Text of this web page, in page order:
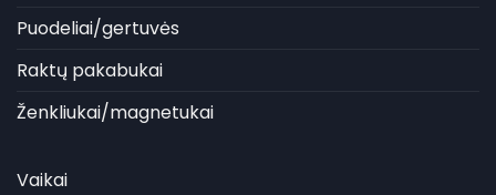
Puodeliai/gertuvės
Raktų pakabukai
Ženkliukai/magnetukai
Vaikai